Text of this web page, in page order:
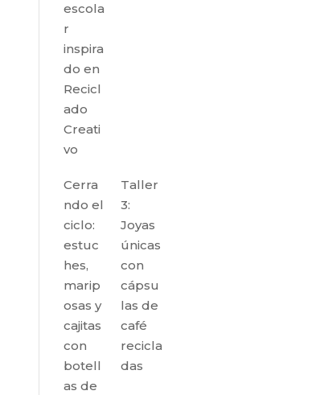
escola
r
inspira
do en
Recicl
ado
Creati
vo
Cerra
ndo el
ciclo:
estuc
hes,
marip
osas y
cajitas
con
botell
as de
Taller
3:
Joyas
únicas
con
cápsu
las de
café
recicla
das